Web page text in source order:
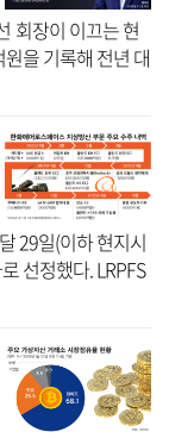
회장이 이끄는 현
을 기록해 전년 대
매출이 6.2% 늘
29일(이하 현지시
선정했다. LRPFS
추진된다. 이 중